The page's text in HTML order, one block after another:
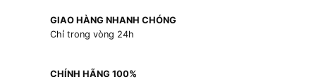
GIAO HÀNG NHANH CHÓNG
Chỉ trong vòng 24h
CHÍNH HÃNG 100%